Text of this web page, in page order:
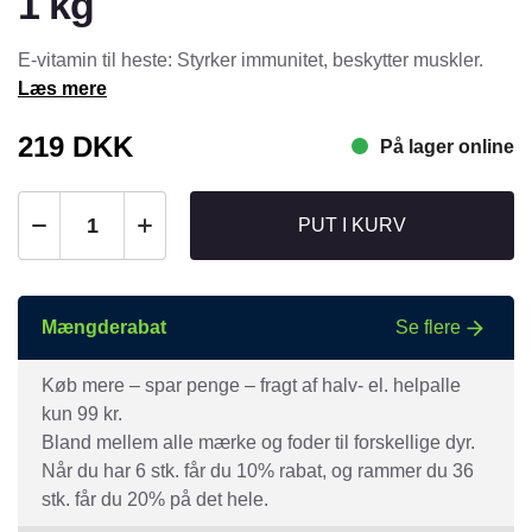
E-vitamin til heste: Styrker immunitet, beskytter muskler.
Læs mere
219 DKK På lager online
PUT I KURV
Mængderabat Se flere
Køb mere – spar penge – fragt af halv- el. helpalle
kun 99 kr.
Bland mellem alle mærke og foder til forskellige dyr.
Når du har 6 stk. får du 10% rabat, og rammer du 36
stk. får du 20% på det hele.